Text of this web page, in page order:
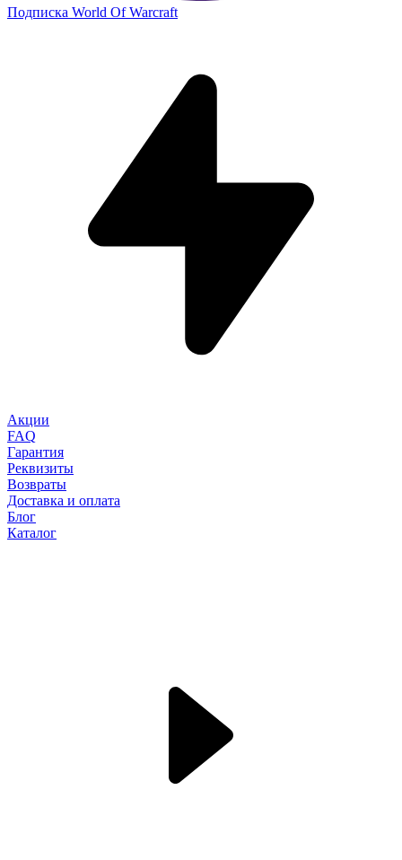
Подписка World Of Warcraft
Акции
FAQ
Гарантия
Реквизиты
Возвраты
Доставка и оплата
Блог
Каталог